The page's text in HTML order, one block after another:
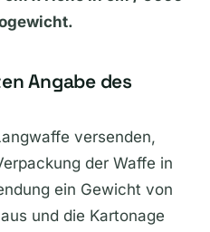
Angabe des
versenden,
der Waffe in
ein Gewicht von
und die Kartonage